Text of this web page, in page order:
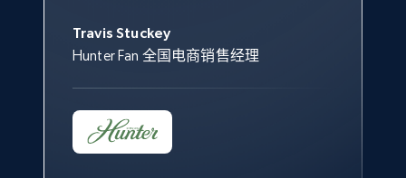
Seller reviews, Breadcrumbs, Root category, and
more.
Travis Stuckey
Hunter Fan 全国电商销售经理
Overstock 的客户战略与洞察总监